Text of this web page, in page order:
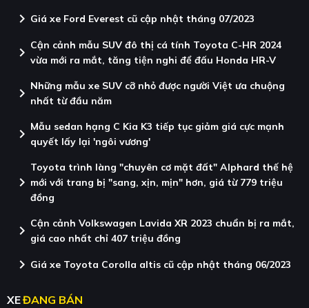
chevron_right Giá xe Ford Everest cũ cập nhật tháng 07/2023
chevron_right Cận cảnh mẫu SUV đô thị cá tính Toyota C-HR 2024
vừa mới ra mắt, tăng tiện nghi để đấu Honda HR-V
chevron_right Những mẫu xe SUV cỡ nhỏ được người Việt ưa chuộng
nhất từ đầu năm
chevron_right Mẫu sedan hạng C Kia K3 tiếp tục giảm giá cực mạnh
quyết lấy lại 'ngôi vương'
chevron_right
Toyota trình làng "chuyên cơ mặt đất" Alphard thế hệ
mới với trang bị "sang, xịn, mịn" hơn, giá từ 779 triệu
đồng
chevron_right Cận cảnh Volkswagen Lavida XR 2023 chuẩn bị ra mắt,
giá cao nhất chỉ 407 triệu đồng
chevron_right Giá xe Toyota Corolla altis cũ cập nhật tháng 06/2023
XEĐANG BÁN